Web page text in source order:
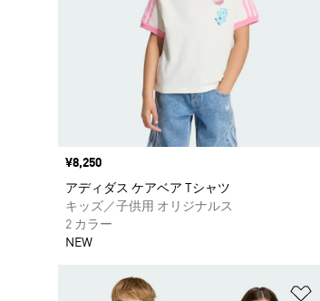
価格
¥8,250
アディダス ケアベア Tシャツ
キッズ／子供用 オリジナルス
2 カラー
NEW